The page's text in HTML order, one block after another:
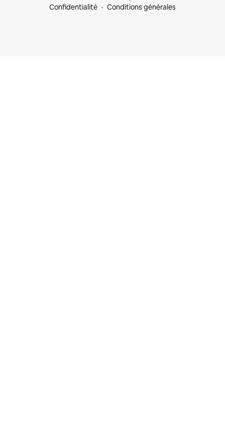
Confidentialité
Conditions générales